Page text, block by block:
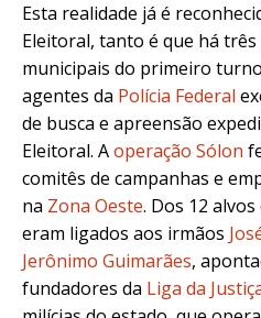
Esta realidade já é
Eleitoral, tanto é que há três
municipais do primeiro
agentes da Polícia Federal
de busca e apreensão
Eleitoral. Aoperação Sólon
comitês de campanhas e
na Zona Oeste. Dos 12
eram ligados aos irmãos
Jerônimo Guimarães,
fundadores da Liga da